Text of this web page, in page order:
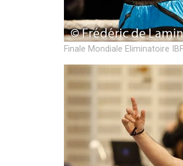
Finale Mondiale Eliminatoire